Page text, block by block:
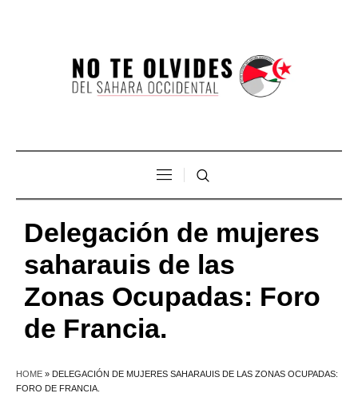
Delegación de mujeres
saharauis de las
Zonas Ocupadas: Foro
de Francia.
HOME » DELEGACIÓN DE MUJERES SAHARAUIS DE LAS ZONAS OCUPADAS:
FORO DE FRANCIA.